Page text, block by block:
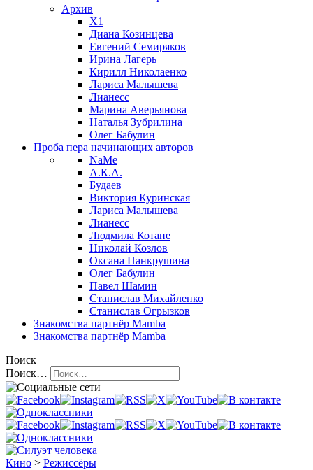
Архив
X1
Диана Козинцева
Евгений Семиряков
Ирина Лагерь
Кирилл Николаенко
Лариса Малышева
Лианесс
Марина Аверьянова
Наталья Зубрилина
Олег Бабулин
Проба пера начинающих авторов
NaMe
А.К.А.
Будаев
Виктория Куринская
Лариса Малышева
Лианесс
Людмила Котане
Николай Козлов
Оксана Панкрушина
Олег Бабулин
Павел Шамин
Станислав Михайленко
Станислав Огрызков
Знакомства партнёр Mamba
Знакомства партнёр Mamba
Поиск
Поиск…
Кино > Режиссёры